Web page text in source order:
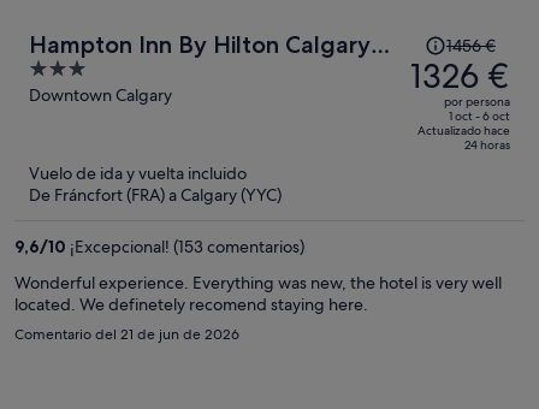
Hampton Inn By Hilton Calgary
Downtown
3
out
Downtown Calgary
precio
era
1456 €,
persona
1456 €
1326 €
por persona
1 oct - 6 oct
Actualizado hace
24 horas
Vuelo de ida y vuelta incluido
De Fráncfort (FRA) a Calgary (YYC)
9,6/10 ¡Excepcional! (153 comentarios)
Wonderful experience. Everything was new, the hotel is very well
located. We definetely recomend staying here.
Comentario del 21 de jun de 2026